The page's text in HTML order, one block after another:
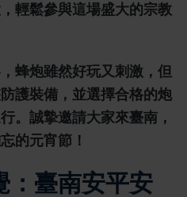
輕鬆參與這場盛大的宗教
蜂炮雖然好玩又刺激，但
護裝備，並選擇合格的炮
。誠摯邀請大家來臺南，
的元宵節！
：臺南安平安